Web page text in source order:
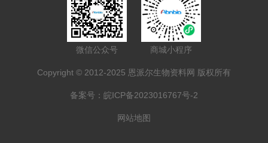
微信公众号 商城小程序
Copyright © 2012-2025 恩派尔生物资料网 版权所有
备案号： 皖ICP备2023016767号-2
网站地图